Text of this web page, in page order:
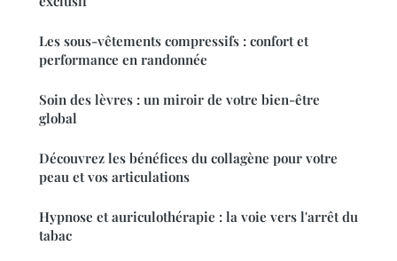
Les sous-vêtements compressifs : confort et
performance en randonnée
Soin des lèvres : un miroir de votre bien-être
global
Découvrez les bénéfices du collagène pour votre
peau et vos articulations
Hypnose et auriculothérapie : la voie vers l'arrêt du
tabac